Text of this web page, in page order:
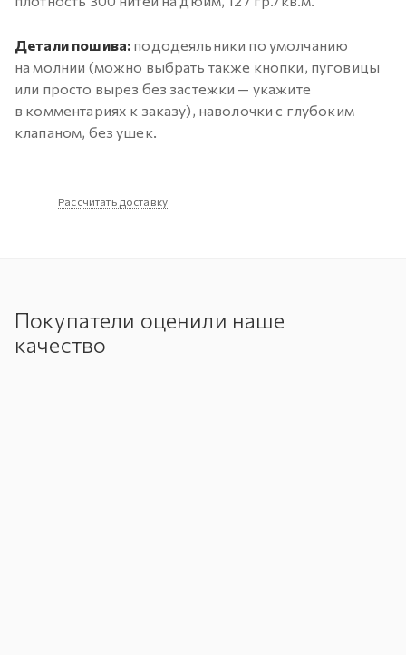
Детали пошива: пододеяльники по умолчанию
на молнии (можно выбрать также кнопки, пуговицы
или просто вырез без застежки — укажите
в комментариях к заказу), наволочки с глубоким
клапаном, без ушек.
Рассчитать доставку
Покупатели оценили наше
качество